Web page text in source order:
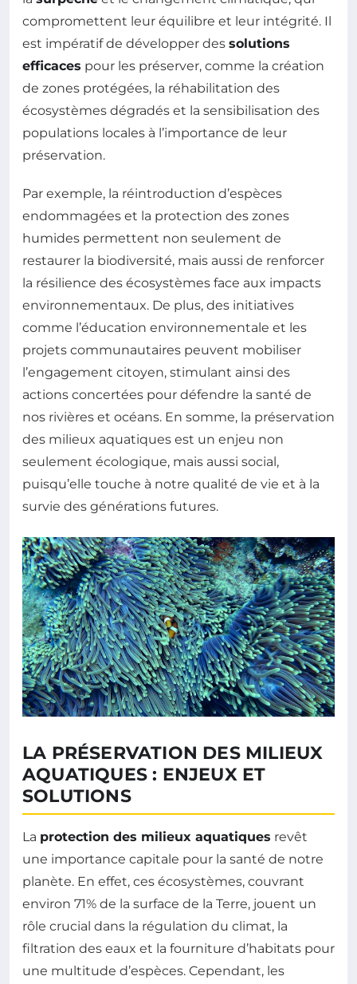
compromettent leur équilibre et leur intégrité. Il
est impératif de développer des solutions
efficaces pour les préserver, comme la création
de zones protégées, la réhabilitation des
écosystèmes dégradés et la sensibilisation des
populations locales à l’importance de leur
préservation.
Par exemple, la réintroduction d’espèces
endommagées et la protection des zones
humides permettent non seulement de
restaurer la biodiversité, mais aussi de renforcer
la résilience des écosystèmes face aux impacts
environnementaux. De plus, des initiatives
comme l’éducation environnementale et les
projets communautaires peuvent mobiliser
l’engagement citoyen, stimulant ainsi des
actions concertées pour défendre la santé de
nos rivières et océans. En somme, la préservation
des milieux aquatiques est un enjeu non
seulement écologique, mais aussi social,
puisqu’elle touche à notre qualité de vie et à la
survie des générations futures.
LA PRÉSERVATION DES MILIEUX
AQUATIQUES : ENJEUX ET
SOLUTIONS
La protection des milieux aquatiques revêt
une importance capitale pour la santé de notre
planète. En effet, ces écosystèmes, couvrant
environ 71% de la surface de la Terre, jouent un
rôle crucial dans la régulation du climat, la
filtration des eaux et la fourniture d’habitats pour
une multitude d’espèces. Cependant, les